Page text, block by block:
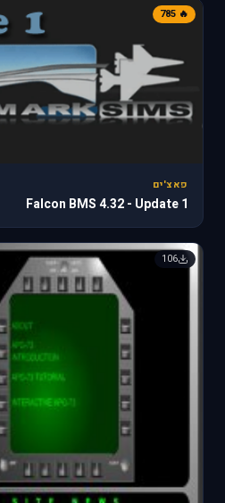
🔥 785
פאצ'ים
Falcon BMS 4.32 - Update 1
106